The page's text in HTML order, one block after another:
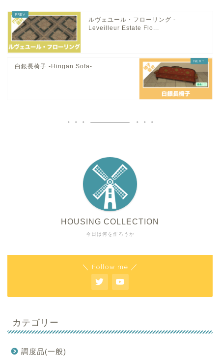
ルヴェユール・フローリング -
Leveilleur Estate Flo...
白銀長椅子 -Hingan Sofa-
今日は何を作ろうか
HOUSING COLLECTION
＼ Follow me ／
カテゴリー
調度品(一般)